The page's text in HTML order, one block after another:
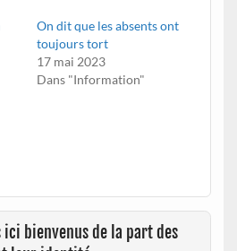
On dit que les absents ont
toujours tort
17 mai 2023
Dans "Information"
ici bienvenus de la part des